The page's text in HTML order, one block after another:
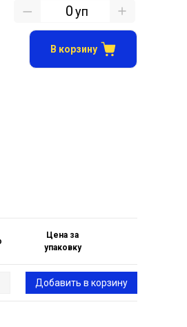
уп
В корзину
Цена за
упаковку
Добавить в корзину